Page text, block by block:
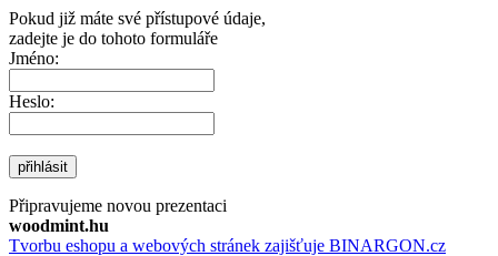
Pokud již máte své přístupové údaje,
zadejte je do tohoto formuláře
Jméno:
Heslo:
přihlásit
Připravujeme novou prezentaci
woodmint.hu
Tvorbu eshopu a webových stránek zajišťuje BINARGON.cz